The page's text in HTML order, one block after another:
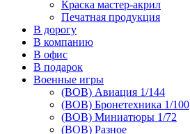
Краска мастер-акрил
Печатная продукция
В дорогу
В компанию
В офис
В подарок
Военные игры
(ВОВ) Авиация 1/144
(ВОВ) Бронетехника 1/100
(ВОВ) Миниатюры 1/72
(ВОВ) Разное